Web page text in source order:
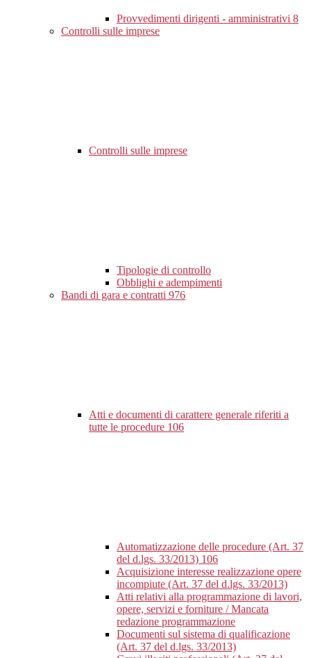
Provvedimenti dirigenti - amministrativi 8
Controlli sulle imprese
Controlli sulle imprese
Tipologie di controllo
Obblighi e adempimenti
Bandi di gara e contratti 976
Atti e documenti di carattere generale riferiti a
tutte le procedure 106
Automatizzazione delle procedure (Art. 37
del d.lgs. 33/2013) 106
Acquisizione interesse realizzazione opere
incompiute (Art. 37 del d.lgs. 33/2013)
Atti relativi alla programmazione di lavori,
opere, servizi e forniture / Mancata
redazione programmazione
Documenti sul sistema di qualificazione
(Art. 37 del d.lgs. 33/2013)